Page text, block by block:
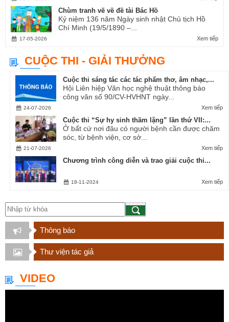
Chùm tranh vẽ về đề tài Bác Hồ
Kỷ niệm 136 năm Ngày sinh nhật Chủ tịch Hồ
Chí Minh (19/5/1890 –...
Xem tiếp
17-05-2026
CUỘC THI - GIẢI THƯỞNG
Cuộc thi sáng tác các tác phẩm thơ, âm nhạc,...
Hội Liên hiệp Văn học nghệ thuật thông báo
công văn số 90/CV-HVHNT ngày...
Xem tiếp
24-07-2026
Cuộc thi “Sự hy sinh thầm lặng” lần thứ VII:...
Ở bất cứ nơi đâu có người bệnh cần được chăm
sóc, từ bệnh viện, cơ sở...
Xem tiếp
21-07-2026
Chương trình công diễn và trao giải cuộc thi...
Xem tiếp
18-11-2024
Thông báo
Thư viện tác giả
VIDEO